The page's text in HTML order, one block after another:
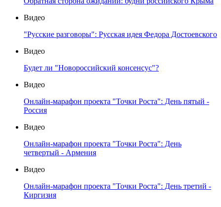
Видео
"Русские разговоры": Русская идея Федора Достоевского
Видео
Будет ли "Новороссийский консенсус"?
Видео
Онлайн-марафон проекта "Точки Роста": День пятый -
Россия
Видео
Онлайн-марафон проекта "Точки Роста": День
четвертый - Армения
Видео
Онлайн-марафон проекта "Точки Роста": День третий -
Киргизия